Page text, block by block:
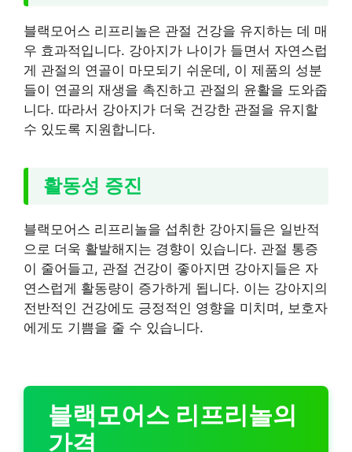
블랙모어스 리프리놀은 관절 건강을 유지하는 데 매
우 효과적입니다. 강아지가 나이가 들면서 자연스럽
게 관절의 연골이 마모되기 쉬운데, 이 제품의 성분
들이 연골의 재생을 촉진하고 관절의 윤활을 도와줍
니다. 따라서 강아지가 더욱 건강한 관절을 유지할
수 있도록 지원합니다.
활동성 증진
블랙모어스 리프리놀을 섭취한 강아지들은 일반적
으로 더욱 활발해지는 경향이 있습니다. 관절 통증
이 줄어들고, 관절 건강이 좋아지면 강아지들은 자
연스럽게 활동량이 증가하게 됩니다. 이는 강아지의
전반적인 건강에도 긍정적인 영향을 미치며, 보호자
에게도 기쁨을 줄 수 있습니다.
블랙모어스 리프리놀의
가격